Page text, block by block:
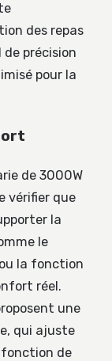
des repas
précision
pour la
de 3000W
vérifier que
la
le
la fonction
réel.
une
qui ajuste
de